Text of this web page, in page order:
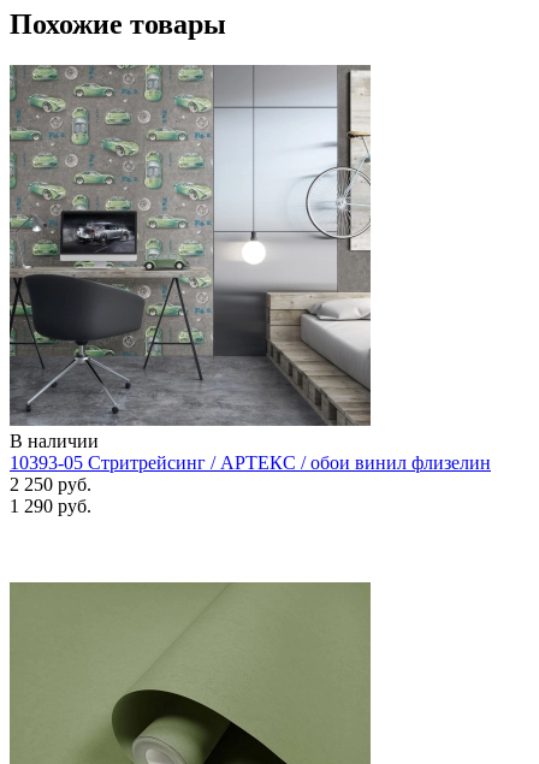
Похожие товары
В наличии
10393-05 Стритрейсинг / АРТЕКС / обои винил флизелин
2 250 руб.
1 290 руб.